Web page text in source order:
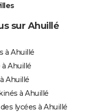
sur Ahuillé
à Ahuillé
Ahuillé
Ahuillé
à Ahuillé
lycées à Ahuillé